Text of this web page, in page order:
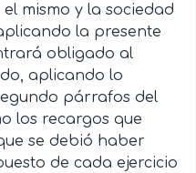
mismo y la sociedad
la presente
obligado al
aplicando lo
párrafos del
los recargos que
se debió haber
de cada ejercicio